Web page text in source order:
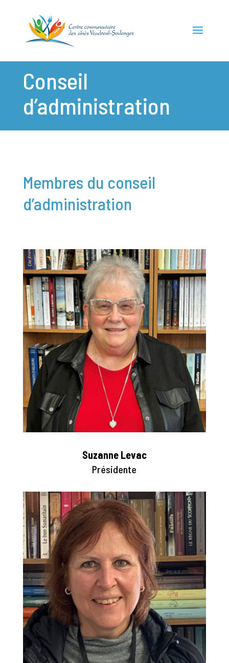
Conseil
d’administration
Membres du conseil
d’administration
Suzanne Levac
Présidente